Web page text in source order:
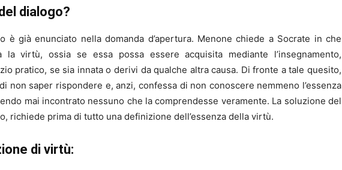
dialogo?
è già enunciato nella domanda d’apertura. Menone chiede a Socrate in che
la virtù, ossia se essa possa essere acquisita mediante l’insegnamento,
pratico, se sia innata o derivi da qualche altra causa. Di fronte a tale quesito,
non saper rispondere e, anzi, confessa di non conoscere nemmeno l’essenza
mai incontrato nessuno che la comprendesse veramente. La soluzione del
richiede prima di tutto una definizione dell’essenza della virtù.
di virtù: